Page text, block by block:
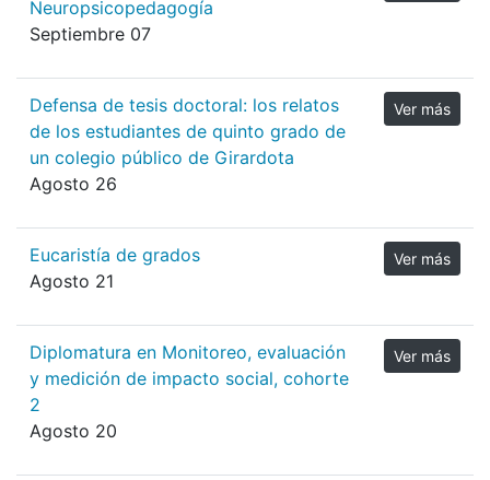
Neuropsicopedagogía
Septiembre 07
Defensa de tesis doctoral: los relatos
de los estudiantes de quinto grado de
un colegio público de Girardota
Agosto 26
Ver más
Eucaristía de grados
Agosto 21
Ver más
Diplomatura en Monitoreo, evaluación
y medición de impacto social, cohorte
2
Agosto 20
Ver más